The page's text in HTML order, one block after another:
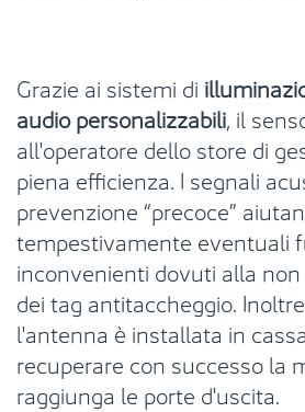
Grazie ai sistemi di
audio personalizzabili, il
all'operatore dello store di
piena efficienza. I segnali
prevenzione “precoce”
tempestivamente eventuali
inconvenienti dovuti alla
dei tag antitaccheggio.
l'antenna è installata in
recuperare con successo la
raggiunga le porte d'uscita.